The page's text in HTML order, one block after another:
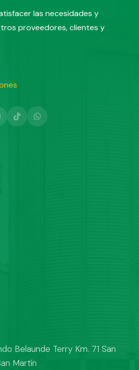
las necesidades y
proveedores, clientes y
Belaunde Terry Km. 71 San
Martín